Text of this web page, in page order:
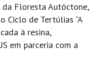
Floresta Autóctone,
Ciclo de Tertúlias “A
à resina,
em parceria com a